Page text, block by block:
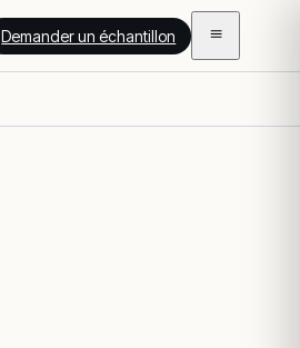
Demander un échantillon